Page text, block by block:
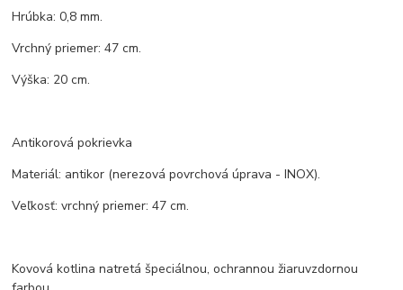
Hrúbka: 0,8 mm.
Vrchný priemer: 47 cm.
Výška: 20 cm.
Antikorová pokrievka
Materiál: antikor (nerezová povrchová úprava - INOX).
Veľkosť: vrchný priemer: 47 cm.
Kovová kotlina natretá špeciálnou, ochrannou žiaruvzdornou